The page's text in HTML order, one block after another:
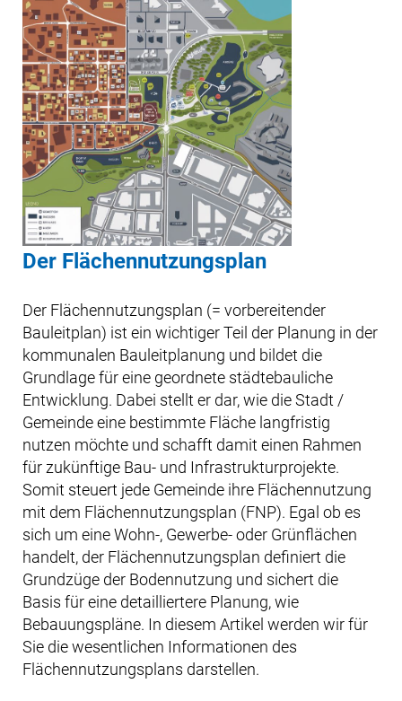
Der Flächennutzungsplan
Der Flächennutzungsplan (= vorbereitender
Bauleitplan) ist ein wichtiger Teil der Planung in der
kommunalen Bauleitplanung und bildet die
Grundlage für eine geordnete städtebauliche
Entwicklung. Dabei stellt er dar, wie die Stadt /
Gemeinde eine bestimmte Fläche langfristig
nutzen möchte und schafft damit einen Rahmen
für zukünftige Bau- und Infrastrukturprojekte.
Somit steuert jede Gemeinde ihre Flächennutzung
mit dem Flächennutzungsplan (FNP). Egal ob es
sich um eine Wohn-, Gewerbe- oder Grünflächen
handelt, der Flächennutzungsplan definiert die
Grundzüge der Bodennutzung und sichert die
Basis für eine detailliertere Planung, wie
Bebauungspläne. In diesem Artikel werden wir für
Sie die wesentlichen Informationen des
Flächennutzungsplans darstellen.